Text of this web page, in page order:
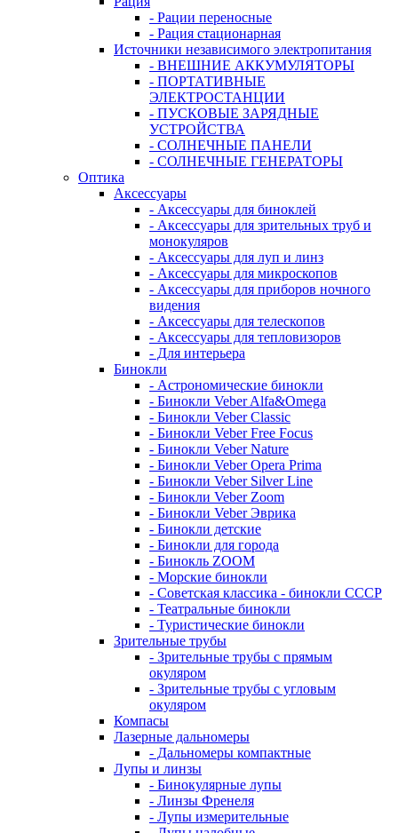
- Рации переносные
- Рация стационарная
Источники независимого электропитания
- ВНЕШНИЕ АККУМУЛЯТОРЫ
- ПОРТАТИВНЫЕ
ЭЛЕКТРОСТАНЦИИ
- ПУСКОВЫЕ ЗАРЯДНЫЕ
УСТРОЙСТВА
- СОЛНЕЧНЫЕ ПАНЕЛИ
- СОЛНЕЧНЫЕ ГЕНЕРАТОРЫ
Оптика
Аксессуары
- Аксессуары для биноклей
- Аксессуары для зрительных труб и
монокуляров
- Аксессуары для луп и линз
- Аксессуары для микроскопов
- Аксессуары для приборов ночного
видения
- Аксессуары для телескопов
- Аксессуары для тепловизоров
- Для интерьера
Бинокли
- Астрономические бинокли
- Бинокли Veber Alfa&Omega
- Бинокли Veber Classic
- Бинокли Veber Free Focus
- Бинокли Veber Nature
- Бинокли Veber Opera Prima
- Бинокли Veber Silver Line
- Бинокли Veber Zoom
- Бинокли Veber Эврика
- Бинокли детские
- Бинокли для города
- Бинокль ZOOM
- Морские бинокли
- Советская классика - бинокли СССР
- Театральные бинокли
- Туристические бинокли
Зрительные трубы
- Зрительные трубы с прямым
окуляром
- Зрительные трубы с угловым
окуляром
Компасы
Лазерные дальномеры
- Дальномеры компактные
Лупы и линзы
- Бинокулярные лупы
- Линзы Френеля
- Лупы измерительные